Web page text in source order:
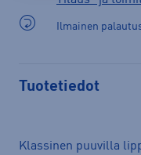
Ilmainen
Tuotetiedot
Klassinen puuvilla